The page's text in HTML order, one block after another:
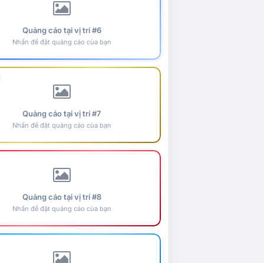
Quảng cáo tại vị trí #6
Nhấn để đặt quảng cáo của bạn
Quảng cáo tại vị trí #7
Nhấn để đặt quảng cáo của bạn
Quảng cáo tại vị trí #8
Nhấn để đặt quảng cáo của bạn